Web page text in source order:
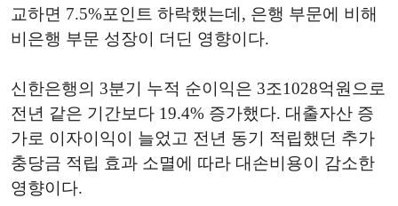
교하면 7.5%포인트 하락했는데, 은행 부문에 비해
비은행 부문 성장이 더딘 영향이다.
신한은행의 3분기 누적 순이익은 3조1028억원으로
전년 같은 기간보다 19.4% 증가했다. 대출자산 증
가로 이자이익이 늘었고 전년 동기 적립했던 추가
충당금 적립 효과 소멸에 따라 대손비용이 감소한
영향이다.